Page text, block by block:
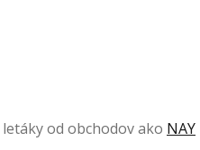
od obchodov ako NAY